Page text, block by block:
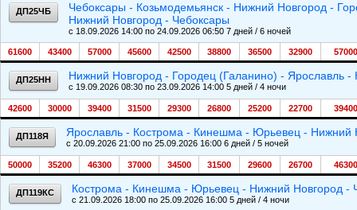
ДП25ЧБ
Чебоксары - Козьмодемьянск - Нижний Новгород -
Нижний Новгород - Чебоксары
c 18.09.2026 14:00 по 24.09.2026 06:50 7 дней / 6 ночей
61600 43400 57000 45600 42500 38800 36500 32900 57000
ДП25НН Нижний Новгород - Городец (Галанино) -
c 19.09.2026 08:30 по 23.09.2026 14:00 5 дней / 4 ночи
42600 30000 39400 31500 29300 26800 25200 22700 39400
ДП118Я Ярославль - Кострома - Кинешма - Юрьевец - Нижний
c 20.09.2026 21:00 по 25.09.2026 16:00 6 дней / 5 ночей
50000 35200 46300 37000 34500 31500 29600 26700 46300
ДП119КС Кострома - Кинешма - Юрьевец - Нижний Новгород -
c 21.09.2026 18:00 по 25.09.2026 16:00 5 дней / 4 ночи